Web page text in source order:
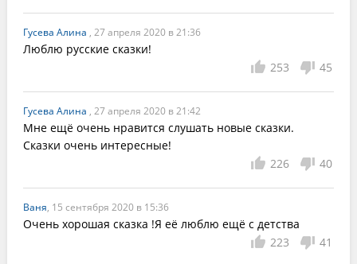
Гусева Алина , 27 апреля 2020 в 21:36
Люблю русские сказки!
253
45
Гусева Алина , 27 апреля 2020 в 21:42
Мне ещё очень нравится слушать новые сказки.
Сказки очень интересные!
226
40
Ваня, 15 сентября 2020 в 15:36
Очень хорошая сказка !Я её люблю ещё с детства
223
41